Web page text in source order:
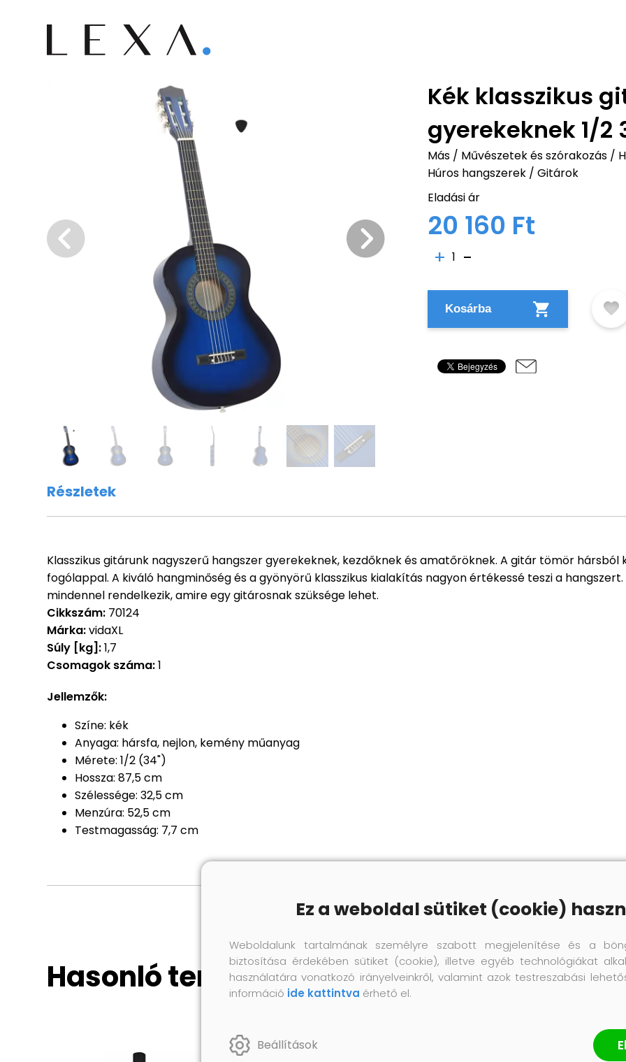
Kék klasszikus
gyerekeknek 1/2
Más/ Művészetek és szórakozás/
Húros hangszerek/ Gitárok
Eladási ár
20 160 Ft
1
Kosárba
Részletek
Klasszikus gitárunk nagyszerű hangszer gyerekeknek, kezdőknek és amatőröknek. A gitár tömör
fogólappal. A kiváló hangminőség és a gyönyörű klasszikus kialakítás nagyon értékessé teszi a
mindennel rendelkezik, amire egy gitárosnak szüksége lehet.
Cikkszám: 70124
Márka:vidaXL
Súly [kg]:1,7
Csomagok száma:1
Jellemzők:
Színe: kék
Anyaga: hársfa, nejlon, kemény műanyag
Mérete: 1/2 (34")
Hossza: 87,5 cm
Szélessége: 32,5 cm
Menzúra: 52,5 cm
Testmagasság: 7,7 cm
Hasonló termékek
Ez a weboldal sütiket (cookie)
Weboldalunk tartalmának személyre szabott megjelenítése és a
biztosítása érdekében sütiket (cookie), illetve egyéb technológiákat
használatára vonatkozó irányelveinkről, valamint azok testreszabási
információ ide kattintva érhető el.
Beállítások